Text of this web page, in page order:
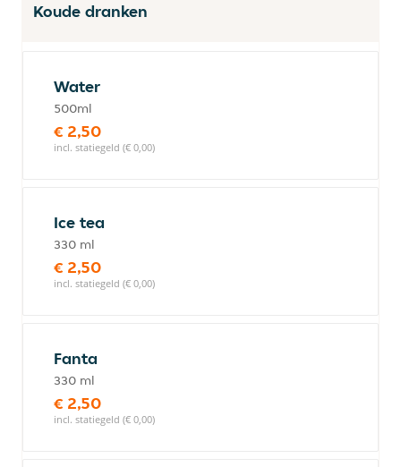
Koude dranken
Water
500ml
€ 2,50
incl. statiegeld (€ 0,00)
Ice tea
330 ml
€ 2,50
incl. statiegeld (€ 0,00)
Fanta
330 ml
€ 2,50
incl. statiegeld (€ 0,00)